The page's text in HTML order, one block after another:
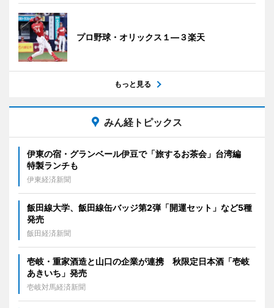
プロ野球・オリックス１―３楽天
もっと見る
みん経トピックス
伊東の宿・グランベール伊豆で「旅するお茶会」台湾編
特製ランチも
伊東経済新聞
飯田線大学、飯田線缶バッジ第2弾「開運セット」など5種
発売
飯田経済新聞
壱岐・重家酒造と山口の企業が連携 秋限定日本酒「壱岐
あきいち」発売
壱岐対馬経済新聞